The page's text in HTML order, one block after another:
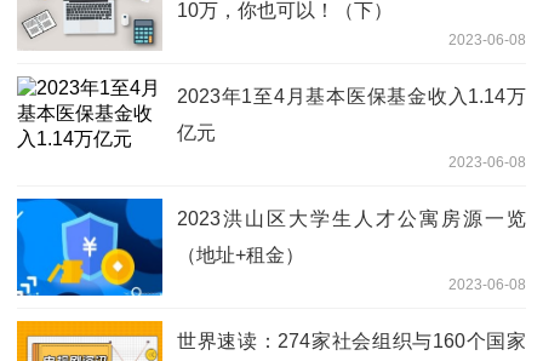
10万，你也可以！（下）
2023-06-08
2023年1至4月基本医保基金收入1.14万
亿元
2023-06-08
2023洪山区大学生人才公寓房源一览
（地址+租金）
2023-06-08
世界速读：274家社会组织与160个国家